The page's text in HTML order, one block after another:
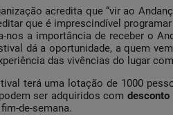
acredita que “vir ao
que é imprescindível
nos a importância de receber o
dá a oportunidade, a quem
das vivências do lugar
terá uma lotação de 1000
ser adquiridos com
de-semana.